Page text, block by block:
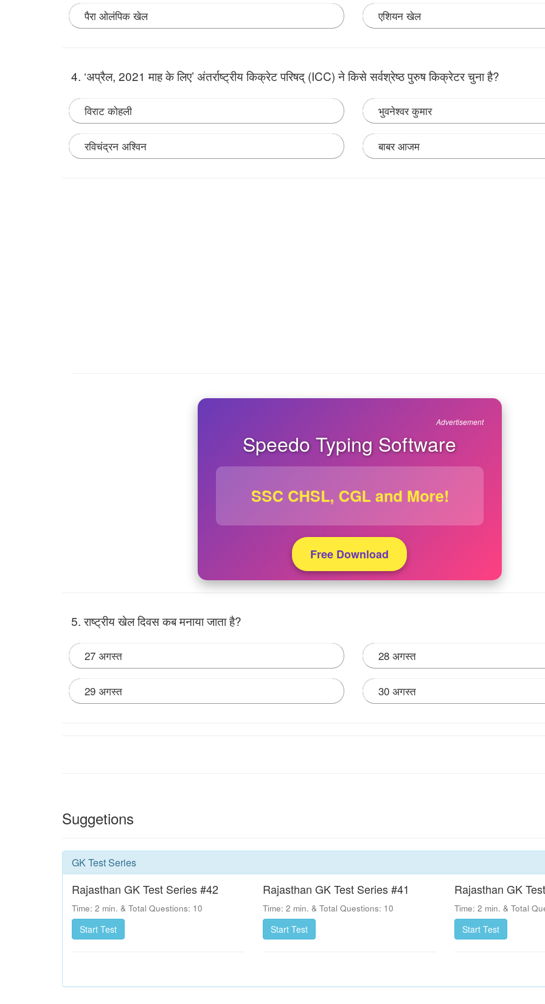
पैरा ओलंपिक खेल एशियन खेल
था था, जो बाद में इंग्लैंड में पैरालम्पिक गेम्स के रूप में पहचाना गया।
4. ‘अप्रैल, 2021 माह के लिए’ अंतर्राष्ट्रीय किक्रेट परिषद् (ICC) ने किसे सर्वश्रेष्ठ पुरुष किक्रेटर चुना है?
विराट कोहली भुवनेश्वर कुमार
रविचंद्रन अश्विन बाबर आजम
Advertisement
Speedo Typing Software
SSC CHSL, CGL and More!
Free Download
5. राष्ट्रीय खेल दिवस कब मनाया जाता है?
27 अगस्त 28 अगस्त
29 अगस्त 30 अगस्त
Suggetions
GK Test Series
Rajasthan GK Test Series #42
Time: 2 min. & Total Questions: 10
Rajasthan GK Test Series #41
Time: 2 min. & Total Questions: 10
Rajasthan GK
Time: 2 min. & Total